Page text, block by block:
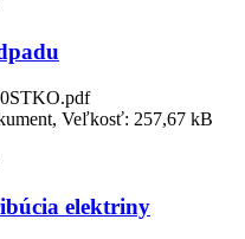
Veľkosť: 257,67 kB
elektriny